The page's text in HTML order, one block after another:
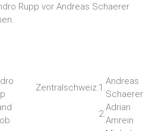
Rupp vor Andreas Schaerer
Zentralschweiz:1.
Andreas
Schaerer
2.
Adrian
Amrein